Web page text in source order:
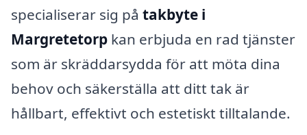
specialiserar sig på takbyte i
Margretetorp kan erbjuda en rad tjänster
som är skräddarsydda för att möta dina
behov och säkerställa att ditt tak är
hållbart, effektivt och estetiskt tilltalande.